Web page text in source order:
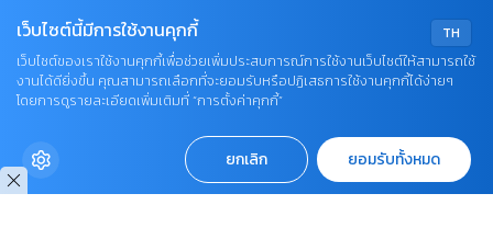
OUR SOCIALS
TH
เว็บไซต์นี้มีการใช้งานคุกกี้
เว็บไซต์ของเราใช้งานคุกกี้เพื่อช่วยเพิ่มประสบการณ์การใช้งานเว็บไซต์ให้สามารถใช้
งานได้ดียิ่งขึ้น คุณสามารถเลือกที่จะยอมรับหรือปฏิเสธการใช้งานคุกกี้ได้ง่ายๆ
โดยการดูรายละเอียดเพิ่มเติมที่ “การตั้งค่าคุกกี้”
ยกเลิก ยอมรับทั้งหมด